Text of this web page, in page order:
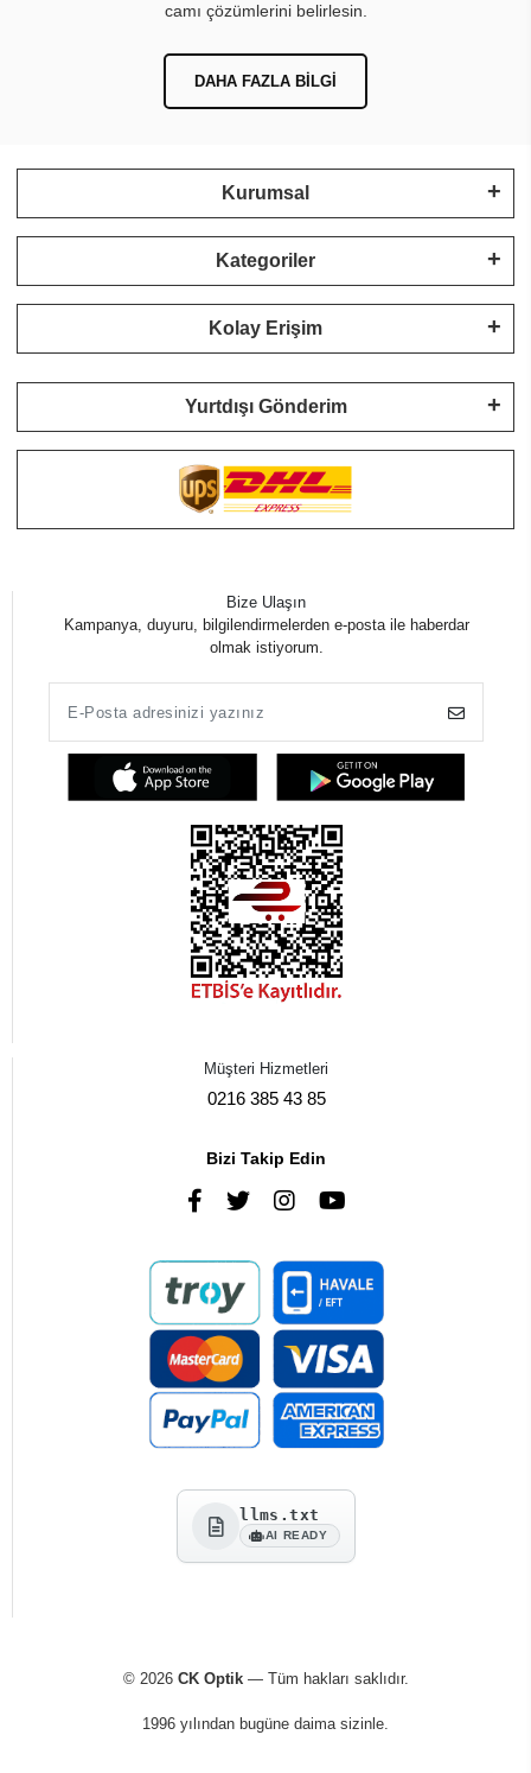
camı çözümlerini belirlesin.
DAHA FAZLA BILGI
Kurumsal
Kategoriler
Kolay Erişim
Yurtdışı Gönderim
Bize Ulaşın
Kampanya, duyuru, bilgilendirmelerden e-posta ile haberdar
olmak istiyorum.
Müşteri Hizmetleri
0216 385 43 85
Bizi Takip Edin
llms.txt
AI READY
© 2026 CK Optik— Tüm hakları saklıdır.
1996 yılından bugüne daima sizinle.